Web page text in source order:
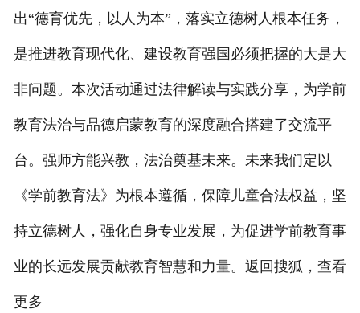
出“德育优先，以人为本”，落实立德树人根本任务，
是推进教育现代化、建设教育强国必须把握的大是大
非问题。本次活动通过法律解读与实践分享，为学前
教育法治与品德启蒙教育的深度融合搭建了交流平
台。强师方能兴教，法治奠基未来。未来我们定以
《学前教育法》为根本遵循，保障儿童合法权益，坚
持立德树人，强化自身专业发展，为促进学前教育事
业的长远发展贡献教育智慧和力量。返回搜狐，查看
更多